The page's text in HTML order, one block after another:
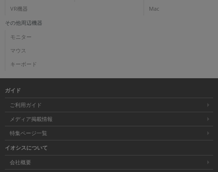
VR機器 Mac
その他周辺機器
モニター
マウス
キーボード
ガイド
ご利用ガイド
メディア掲載情報
特集ページ一覧
イオシスについて
会社概要